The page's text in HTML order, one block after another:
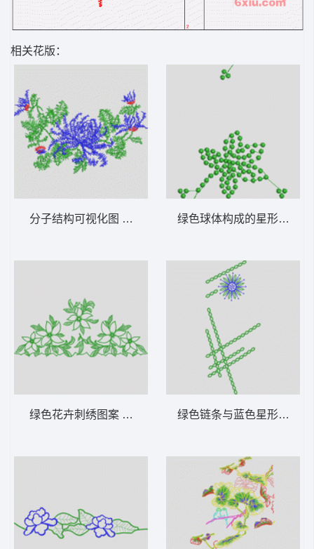
相关花版：
分子结构可视化图 花型
绿色花卉刺绣图案 花型
绿色球体构成的星形图案
绿色链条与蓝色星形图案